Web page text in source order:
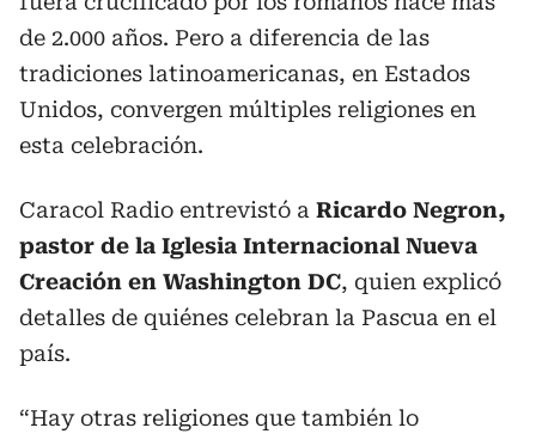
de 2.000 años. Pero a diferencia de las
tradiciones latinoamericanas, en Estados
Unidos, convergen múltiples religiones en
esta celebración.
Caracol Radio entrevistó a Ricardo Negron,
pastor de la Iglesia Internacional Nueva
Creación en Washington DC, quien explicó
detalles de quiénes celebran la Pascua en el
país.
“Hay otras religiones que también lo